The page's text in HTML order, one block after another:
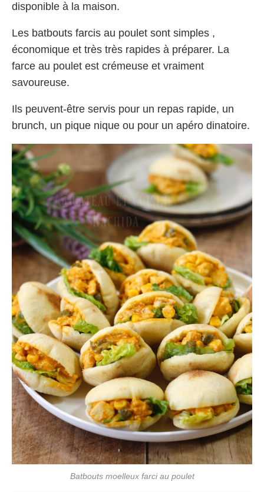
disponible à la maison.
Les batbouts farcis au poulet sont simples ,
économique et très très rapides à préparer. La
farce au poulet est crémeuse et vraiment
savoureuse.
Ils peuvent-être servis pour un repas rapide, un
brunch, un pique nique ou pour un apéro dinatoire.
Batbouts moelleux farci au poulet